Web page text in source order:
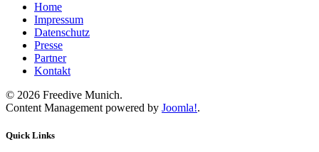
Home
Impressum
Datenschutz
Presse
Partner
Kontakt
© 2026 Freedive Munich.
Content Management powered by Joomla!.
Quick Links